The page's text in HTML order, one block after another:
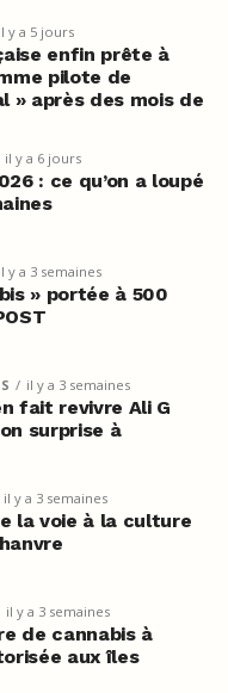
il y a 5 jours
enfin prête à
pilote de
» après des mois de
il y a 6 jours
: ce qu’on a loupé
il y a 3 semaines
» portée à 500
il y a 3 semaines
fait revivre Ali G
surprise à
il y a 3 semaines
la voie à la culture
il y a 3 semaines
de cannabis à
aux îles